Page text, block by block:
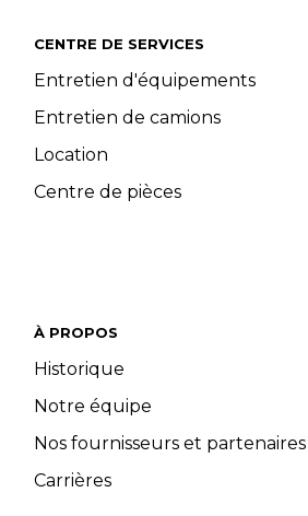
CENTRE DE SERVICES
Entretien d'équipements
Entretien de camions
Location
Centre de pièces
À PROPOS
Historique
Notre équipe
Nos fournisseurs et partenaires
Carrières